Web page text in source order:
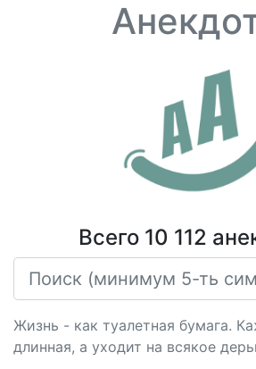
Всего 10 112
Жизнь - как туалетная бумага.
длинная, а уходит на всякое